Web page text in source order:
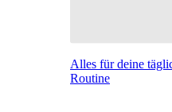
Alles für deine
Routine